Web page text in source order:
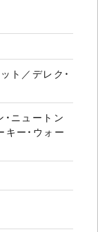
ト／デレク・
ニュートン
キー・ウォー